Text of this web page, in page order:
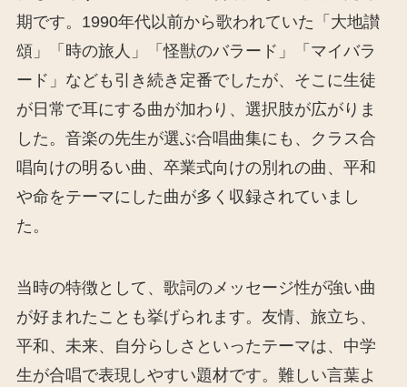
期です。1990年代以前から歌われていた「大地讃
頌」「時の旅人」「怪獣のバラード」「マイバラ
ード」なども引き続き定番でしたが、そこに生徒
が日常で耳にする曲が加わり、選択肢が広がりま
した。音楽の先生が選ぶ合唱曲集にも、クラス合
唱向けの明るい曲、卒業式向けの別れの曲、平和
や命をテーマにした曲が多く収録されていまし
た。
当時の特徴として、歌詞のメッセージ性が強い曲
が好まれたことも挙げられます。友情、旅立ち、
平和、未来、自分らしさといったテーマは、中学
生が合唱で表現しやすい題材です。難しい言葉よ